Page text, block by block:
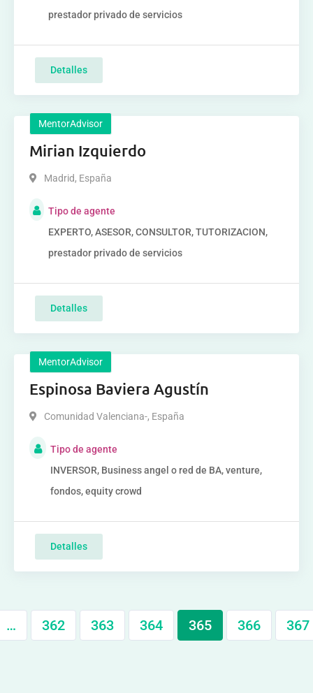
prestador privado de servicios
Detalles
MentorAdvisor
Mirian Izquierdo
Madrid, España
Tipo de agente
EXPERTO, ASESOR, CONSULTOR, TUTORIZACION,
prestador privado de servicios
Detalles
MentorAdvisor
Espinosa Baviera Agustín
Comunidad Valenciana-, España
Tipo de agente
INVERSOR, Business angel o red de BA, venture,
fondos, equity crowd
Detalles
… 362 363 364 365 366 367